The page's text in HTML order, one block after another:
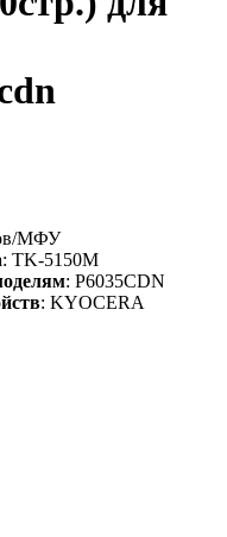
МФУ
: TK-5150M
: P6035CDN
: KYOCERA